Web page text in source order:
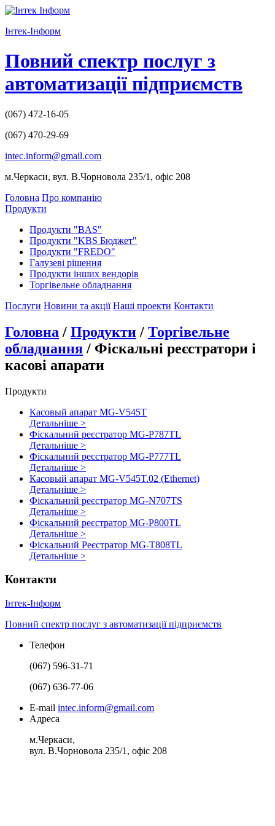
Інтек-Інформ
Повний спектр послуг з
автоматизації підприємств
(067) 472-16-05
(067) 470-29-69
intec.inform@gmail.com
м.Черкаси, вул. В.Чорновола 235/1, офіс 208
Головна Про компанію
Продукти
Продукти "BAS"
Продукти "KBS Бюджет"
Продукти "FREDO"
Галузеві рішення
Продукти інших вендорів
Торгівельне обладнання
Послуги Новини та акції Наші проекти Контакти
Головна / Продукти / Торгівельне
обладнання / Фіскальні реєстратори і
касові апарати
Продукти
Касовый апарат MG-V545T
Детальнiше >
Фіскальний реєстратор MG-P787TL
Детальнiше >
Фіскальний реєстратор MG-P777TL
Детальнiше >
Касовый апарат MG-V545T.02 (Ethernet)
Детальнiше >
Фіскальний реєстратор MG-N707TS
Детальнiше >
Фіскальний реєстратор MG-P800TL
Детальнiше >
Фіскальний Реєстратор MG-T808TL
Детальнiше >
Контакти
Інтек-Інформ
Повний спектр послуг з автоматизації підприємств
Телефон
(067) 596-31-71
(067) 636-77-06
E-mail intec.inform@gmail.com
Адреса
м.Черкаси,
вул. В.Чорновола 235/1, офіс 208